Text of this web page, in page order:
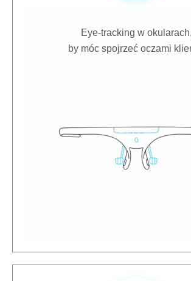
Eye-tracking w okularach,
by móc spojrzeć oczami